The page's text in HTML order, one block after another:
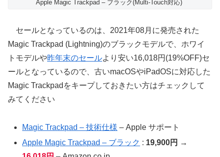
Apple Magic Trackpad – ブラック(Multi-Touch対応) ​​​​​​​
セールとなっているのは、2021年08月に発売された
Magic Trackpad (Lightning)のブラックモデルで、ホワイ
トモデルや昨年末のセールより安い16,018円(19%OFF)セ
ールとなっているので、古いmacOSやiPadOSに対応した
Magic Trackpadをキープしておきたい方はチェックして
みてください
Magic Trackpad – 技術仕様 – Apple サポート
Apple Magic Trackpad – ブラック : 19,900円 →